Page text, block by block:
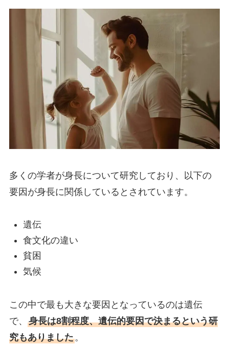
多くの学者が身長について研究しており、以下の
要因が身長に関係しているとされています。
遺伝
食文化の違い
貧困
気候
この中で最も大きな要因となっているのは遺伝
で、 身長は8割程度、遺伝的要因で決まるという研
究もありました。